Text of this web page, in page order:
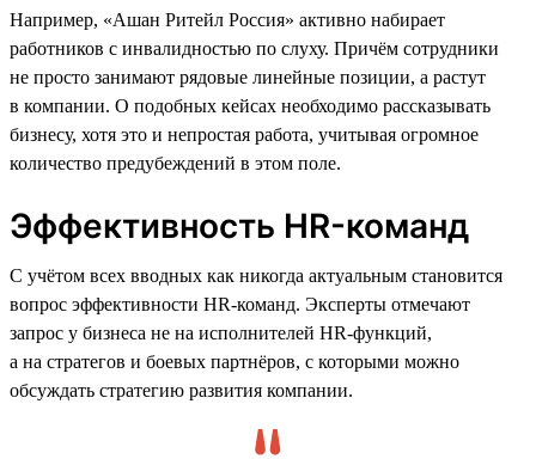
Например, «Ашан Ритейл Россия» активно набирает
работников с инвалидностью по слуху. Причём сотрудники
не просто занимают рядовые линейные позиции, а растут
в компании. О подобных кейсах необходимо рассказывать
бизнесу, хотя это и непростая работа, учитывая огромное
количество предубеждений в этом поле.
Эффективность HR-команд
С учётом всех вводных как никогда актуальным становится
вопрос эффективности HR-команд. Эксперты отмечают
запрос у бизнеса не на исполнителей HR-функций,
а на стратегов и боевых партнёров, с которыми можно
обсуждать стратегию развития компании.